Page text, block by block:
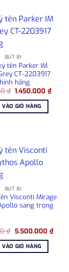
BÚT BI
tên Parker IM
CT-2203917
hãng
₫ Giá
là:
1.790.000 ₫.
1.450.000₫Giá
VÀO GIỎ HÀNG
BÚT BI
Visconti Mirage
sang trọng
₫ Giá
là:
7.480.000 ₫.
5.500.000 ₫Giá
hiện
VÀO GIỎ HÀNG